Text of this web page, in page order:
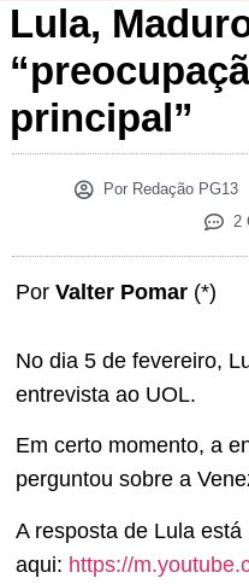
Lula,
principal”
PorRedação PG13
2
Por Valter Pomar (*)
No dia 5 de fevereiro,
entrevista ao UOL.
Em certo momento, a
perguntou sobre a
A resposta de Lula está
aqui: https://